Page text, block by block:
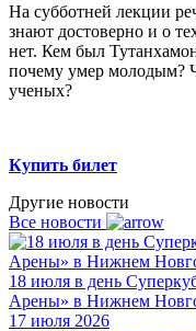
На субботней лекции
знают достоверно и о
нет. Кем был
почему умер молодым?
ученых?
Купить билет
Другие новости
Все новости
18 июля в день
Арены» в Нижнем
17 июля 2026